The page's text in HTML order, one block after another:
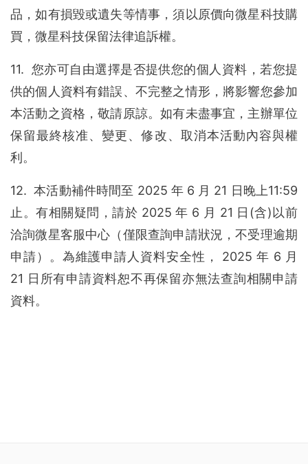
品，如有損毀或遺失等情事，須以原價向微星科技購
買，微星科技保留法律追訴權。
11. 您亦可自由選擇是否提供您的個人資料，若您提
供的個人資料有錯誤、不完整之情形，將影響您參加
本活動之資格，敬請原諒。如有未盡事宜，主辦單位
保留最終核准、變更、修改、取消本活動內容與權
利。
12. 本活動補件時間至 2025 年 6 月 21 日晚上11:59
止。有相關疑問，請於 2025 年 6 月 21 日(含)以前
洽詢微星客服中心（僅限查詢申請狀況，不受理逾期
申請）。為維護申請人資料安全性， 2025 年 6 月
21 日所有申請資料恕不再保留亦無法查詢相關申請
資料。